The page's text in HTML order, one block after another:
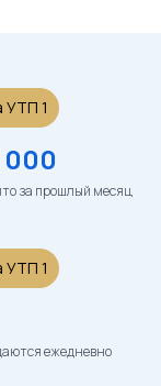
000
за прошлый месяц
ежедневно